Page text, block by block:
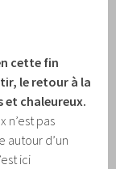
cette fin
le retour à la
chaleureux.
n’est pas
autour d’un
ici